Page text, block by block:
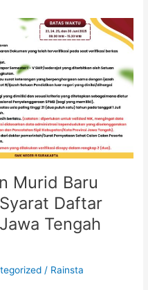
Murid Baru
Daftar
Tengah
/ Rainsta